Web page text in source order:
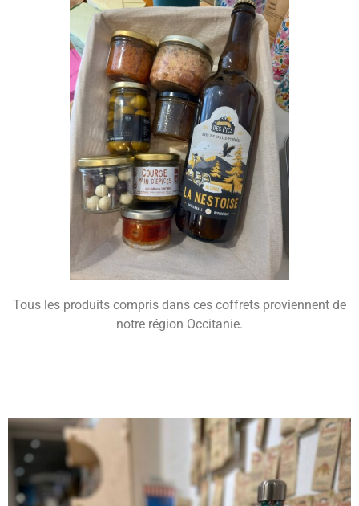
Tous les produits compris dans ces coffrets proviennent de
notre région Occitanie.